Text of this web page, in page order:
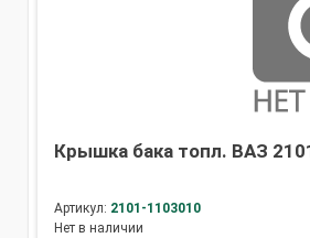
Крышка бака топл. ВАЗ
Артикул: 2101-1103010
Нет в наличии